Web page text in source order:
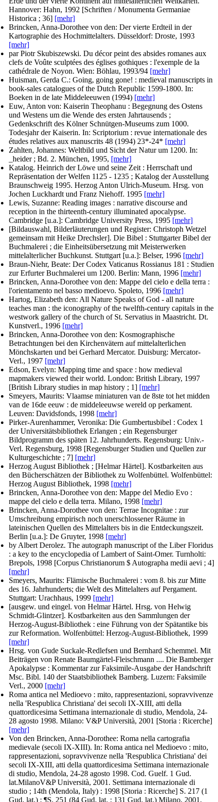
Hannover: Hahn, 1992 [Schriften / Monumenta Germaniae
Historica ; 36] [mehr]
Brincken, Anna-Dorothee von den: Der vierte Erdteil in der
Kartographie des Hochmittelalters. Düsseldorf: Droste, 1993
[mehr]
par Piotr Skubiszewski. Du décor peint des absides romanes aux
clefs de Voûte sculptées des églises gothiques : l'exemple de la
cathédrale de Noyon. Wien: Böhlau, 1993/94 [mehr]
Huisman, Gerda C.: Going, going gone! : medieval manuscripts in
book-sales catalogues of the Dutch Republic 1599-1800. In:
Boeken in de late Middeleeuwen (1994) [mehr]
Euw, Anton von: Kaiserin Theophanu : Begegnung des Ostens
und Westens um die Wende des ersten Jahrtausends ;
Gedenkschrift des Kölner Schnütgen-Museums zum 1000.
Todesjahr der Kaiserin. In: Scriptorium : revue internationale des
études relatives aux manuscrits 48 (1994) 23*-24* [mehr]
Zahlten, Johannes: Weltbild und Sicht der Natur um 1200. In:
_heider ; Bd. 2. München, 1995, [mehr]
Katalog. Heinrich der Löwe und seine Zeit : Herrschaft und
Repräsentation der Welfen 1125 - 1235 ; Katalog der Ausstellung
Braunschweig 1995. Herzog Anton Ulrich-Museum. Hrsg. von
Jochen Luckhardt und Franz Niehoff. 1995 [mehr]
Lewis, Suzanne: Reading images : narrative discourse and
reception in the thirteenth-century illuminated apocalypse.
Cambridge [u.a.]: Cambridge University Press, 1995 [mehr]
[Bildauswahl, Bilderläuterungen und Register: Christoph Wetzel
gemeinsam mit Heike Drechsler]. Die Bibel : Stuttgarter Bibel der
Buchmalerei ; die Einheitsübersetzung mit Meisterwerken
mittelalterlicher Buchkunst. Stuttgart [u.a.]: Belser, 1996 [mehr]
Braun-Niehr, Beate: Der Codex Vaticanus Rossianus 181 : Studien
zur Erfurter Buchmalerei um 1200. Berlin: Mann, 1996 [mehr]
Brincken, Anna-Dorothee von den: Mappe del cielo e della terra :
l'orientamento nel basso medioevo. Spoleto, 1996 [mehr]
Hartog, Elizabeth den: All Nature Speaks of God - all nature
teaches man : the iconography of the twelfth-century capitals in the
westwork gallery of the church of St. Servatius in Maastricht. Dt.
Kunstverl., 1996 [mehr]
Brincken, Anna-Dorothee von den: Kosmographische
Betrachtungen bei den Kirchenvätern auf mittelalterlichen
Mönchskarten und bei Gerhard Mercator. Duisburg: Mercator-
Verl., 1997 [mehr]
Edson, Evelyn: Mapping time and space : how medieval
mapmakers viewed their world. London: British Library, 1997
[British Library studies in map history ; 1] [mehr]
Smeyers, Maurits: Vlaamse miniaturen van de 8ste tot het midden
van de 16de eeuw : de middeleeuwse wereld op perkament.
Leuven: Davidsfonds, 1998 [mehr]
Pirker-Aurenhammer, Veronika: Die Gumbertusbibel : Codex 1
der Universitätsbibliothek Erlangen ; ein Regensburger
Bildprogramm des späten 12. Jahrhunderts. Regensburg: Univ.-
Verl. Regensburg, 1998 [Regensburger Studien und Quellen zur
Kulturgeschichte ; 7] [mehr]
Herzog August Bibliothek ; [Helmar Härtel]. Kostbarkeiten aus
den Bücherschätzen der Bibliothek zu Wolfenbüttel. Wolfenbüttel:
Herzog August Bibliothek, 1998 [mehr]
Brincken, Anna-Dorothee von den: Mappe del Medio Evo :
mappe del cielo e della terra. Milano, 1998 [mehr]
Brincken, Anna-Dorothee von den: Terrae Incognitae : zur
Umschreibung empirisch noch unerschlossener Räume in
lateinischen Quellen des Mittelalters bis in die Entdeckungszeit.
Berlin [u.a.]: De Gruyter, 1998 [mehr]
by Albert Derolez. The autograph manuscript of the Liber Floridus
: a key to the encyclopedia of Lambert of Saint-Omer. Turnholti:
Brepols, 1998 [Corpus Christianorum $ Autographa medii aevi ; 4]
[mehr]
Smeyers, Maurits: Flämische Buchmalerei : vom 8. bis zur Mitte
des 16. Jahrhunderts; die Welt des Mittelalters auf Pergament.
Stuttgart: Urachhaus, 1999 [mehr]
[ausgew. und eingel. von Helmar Härtel. Hrsg. von Helwig
Schmidt-Glintzer]. Kostbarkeiten aus den Sammlungen der
Herzog-August-Bibliothek : eine Führung von der Spätantike bis
zur Reformation. Wolfenbüttel: Herzog-August-Bibliothek, 1999
[mehr]
Hrsg. von Gude Suckale-Redlefsen und Bernhard Schemmel. Mit
Beiträgen von Renate Baumgärtel-Fleischmann .... Die Bamberger
Apokalypse : Kommentar zur Faksimile-Ausgabe der Handschrift
Msc. Bibl. 140 der Staatsbibliothek Bamberg. Luzern: Faksimile
Verl., 2000 [mehr]
Roma antica nel Medioevo : mito, rappresentazioni, sopravvivenze
nella 'Respublica Christiana' dei secoli IX-XIII, atti della
quattordicesima Settimana internazionale di studio, Mendola, 24-
28 agosto 1998. Milano: V&P Università, 2001 [Storia : Ricerche]
[mehr]
Von den Brincken, Anna-Dorothee: Roma nella cartografia
medievale (secoli IX-XIII). In: Roma antica nel Medioevo : mito,
rappresentazioni, sopravvivenze nella 'Respublica Christiana' dei
secoli IX-XIII, atti della quattordicesima Settimana internazionale
di studio, Mendola, 24-28 agosto 1998. Cod. Guelf. 1 Gud.
lat.MilanoV&P Università, 2001. Settimana internazionale di
studio ; 14th (Mendola, Italy) : 1998 [Storia : Ricerche] S. 217 (1
Gud. lat.) ; ¶S. 251 (84 Gud. lat. ; 131 Gud. lat.) Milano, 2001,